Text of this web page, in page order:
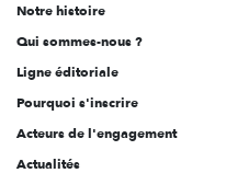
l'engagement
Notre histoire
Qui sommes-nous ?
Ligne éditoriale
Pourquoi s'inscrire
Acteurs de l'engagement
Actualités